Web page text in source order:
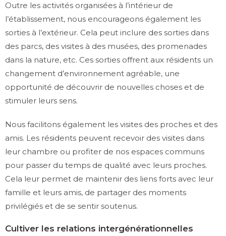
Outre les activités organisées à l’intérieur de
l’établissement, nous encourageons également les
sorties à l’extérieur. Cela peut inclure des sorties dans
des parcs, des visites à des musées, des promenades
dans la nature, etc. Ces sorties offrent aux résidents un
changement d’environnement agréable, une
opportunité de découvrir de nouvelles choses et de
stimuler leurs sens.
Nous facilitons également les visites des proches et des
amis. Les résidents peuvent recevoir des visites dans
leur chambre ou profiter de nos espaces communs
pour passer du temps de qualité avec leurs proches.
Cela leur permet de maintenir des liens forts avec leur
famille et leurs amis, de partager des moments
privilégiés et de se sentir soutenus.
Cultiver les relations intergénérationnelles